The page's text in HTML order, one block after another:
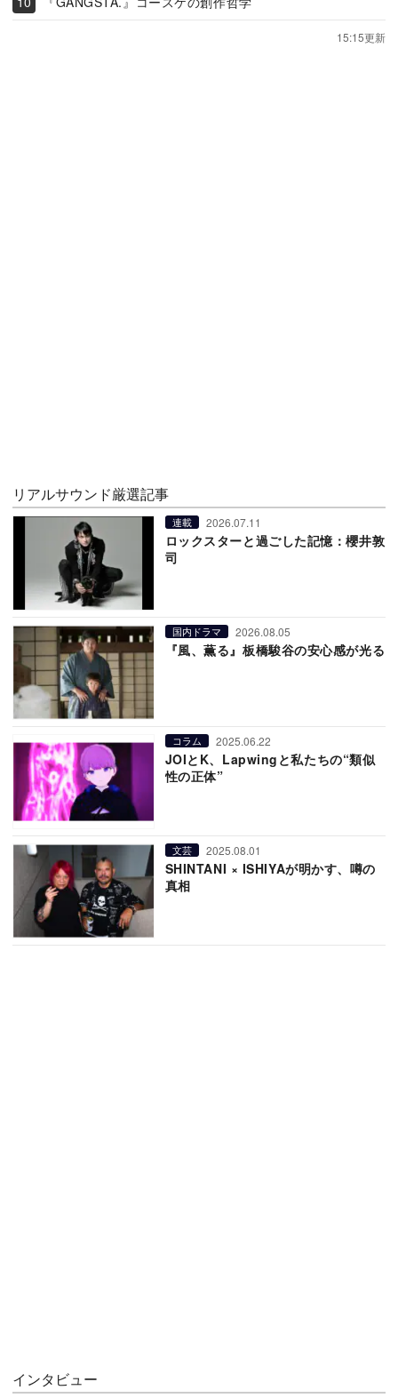
15:15更新
リアルサウンド厳選記事
連載 2026.07.11
ロックスターと過ごした記憶：櫻井敦
司
国内ドラマ 2026.08.05
『風、薫る』板橋駿谷の安心感が光る
コラム 2025.06.22
JOIとK、Lapwingと私たちの“類似
性の正体”
文芸 2025.08.01
SHINTANI × ISHIYAが明かす、噂の
真相
インタビュー